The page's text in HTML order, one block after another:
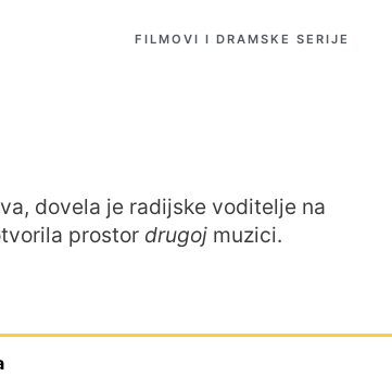
FILMOVI I DRAMSKE SERIJE
dovela je radijske voditelje na
prostor drugojmuzici.